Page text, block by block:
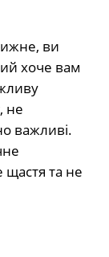
ви
хоче вам
не
важливі.
щастя та не